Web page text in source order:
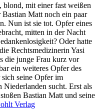
blond, mit einer fast weißen
Matt noch ein paar
Nun ist sie tot. Opfer eines
mitten in der Nacht
Oder hatte
Rechtsmedizinerin Yasi
die junge Frau kurz vor
ein weiteres Opfer des
sich seine Opfer im
Niederlanden sucht. Erst als
Bastian Matt und seine
Verlag